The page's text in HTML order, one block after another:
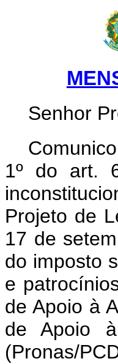
Senhor
1º do art.
Projeto de
17 de
do imposto
e
de Apoio à
de Apoio
(Pronas/